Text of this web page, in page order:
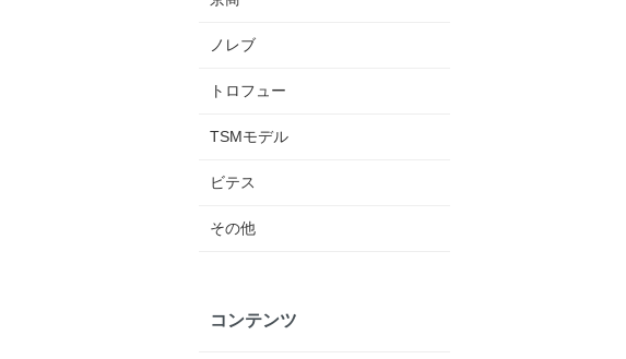
ノレブ
トロフュー
TSMモデル
ビテス
その他
コンテンツ